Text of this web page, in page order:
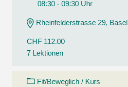
08:30 - 09:30 Uhr
Rheinfelderstrasse 29, Basel
CHF 112.00
7 Lektionen
Fit/Beweglich / Kurs